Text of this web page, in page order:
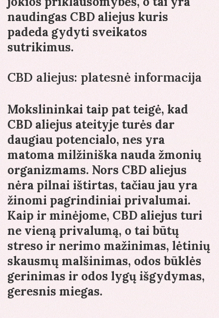
naudingas CBD aliejus kuris
padeda gydyti sveikatos
sutrikimus.
CBD aliejus: platesnė informacija
Mokslininkai taip pat teigė, kad
CBD aliejus ateityje turės dar
daugiau potencialo, nes yra
matoma milžiniška nauda žmonių
organizmams. Nors CBD aliejus
nėra pilnai ištirtas, tačiau jau yra
žinomi pagrindiniai privalumai.
Kaip ir minėjome, CBD aliejus turi
ne vieną privalumą, o tai būtų
streso ir nerimo mažinimas, lėtinių
skausmų malšinimas, odos būklės
gerinimas ir odos lygų išgydymas,
geresnis miegas.